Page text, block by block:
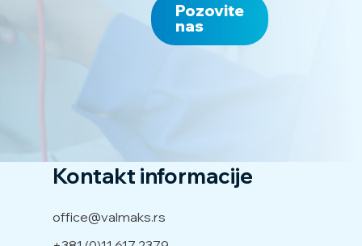
Pozovite
nas
Kontakt informacije
office@valmaks.rs